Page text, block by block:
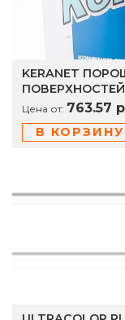
KERANET
Цена от: 763.57 р
В КОРЗИНУ